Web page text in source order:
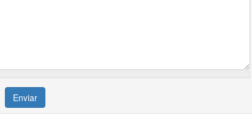
Enviar